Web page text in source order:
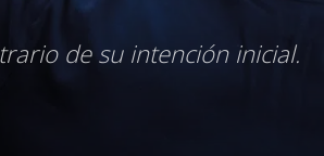
de su intención inicial.